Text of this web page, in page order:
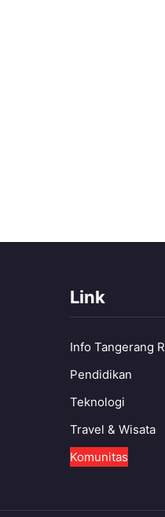
Link
Info Tangerang
Pendidikan
Teknologi
Travel & Wisata
Komunitas